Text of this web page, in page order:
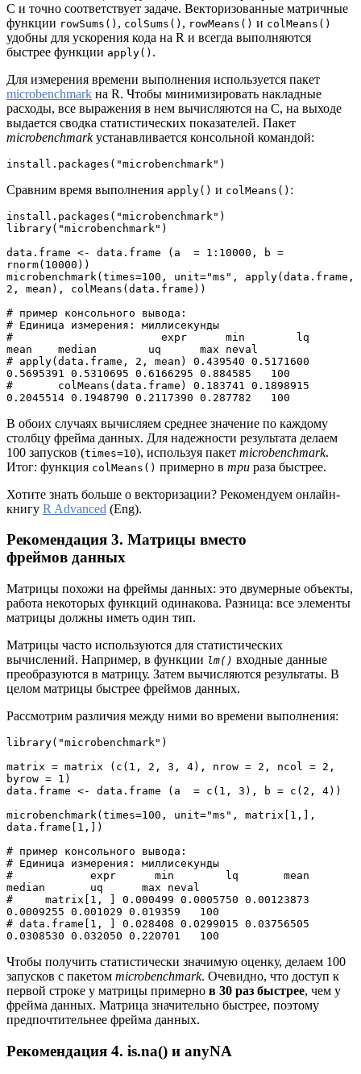
C и точно соответствует задаче. Векторизованные матричные
функции rowSums() , colSums() , rowMeans() и colMeans()
удобны для ускорения кода на R и всегда выполняются
быстрее функции apply() .
Для измерения времени выполнения используется пакет
microbenchmark на R. Чтобы минимизировать накладные
расходы, все выражения в нем вычисляются на C, на выходе
выдается сводка статистических показателей. Пакет
microbenchmarkустанавливается консольной командой:
install.packages("microbenchmark")
Сравним время выполнения apply() и colMeans() :
install.packages("microbenchmark")
library("microbenchmark")
data.frame <- data.frame (a  = 1:10000, b =
rnorm(10000))
microbenchmark(times=100, unit="ms", apply(data.frame,
2, mean), colMeans(data.frame))
# пример консольного вывода:
# Единица измерения: миллисекунды
#                       expr      min        lq
mean    median        uq      max neval
# apply(data.frame, 2, mean) 0.439540 0.5171600
0.5695391 0.5310695 0.6166295 0.884585   100
#       colMeans(data.frame) 0.183741 0.1898915
0.2045514 0.1948790 0.2117390 0.287782   100
В обоих случаях вычисляем среднее значение по каждому
столбцу фрейма данных. Для надежности результата делаем
100 запусков (times=10), используя пакет microbenchmark.
Итог: функция colMeans() примерно в три раза быстрее.
Хотите знать больше о векторизации? Рекомендуем онлайн-
книгу R Advanced (Eng).
Рекомендация 3. Матрицы вместо
фреймов данных
Матрицы похожи на фреймы данных: это двумерные объекты,
работа некоторых функций одинакова. Разница: все элементы
матрицы должны иметь один тип.
Матрицы часто используются для статистических
вычислений. Например, в функции lm() входные данные
преобразуются в матрицу. Затем вычисляются результаты. В
целом матрицы быстрее фреймов данных.
Рассмотрим различия между ними во времени выполнения:
library("microbenchmark")
matrix = matrix (c(1, 2, 3, 4), nrow = 2, ncol = 2,
byrow = 1)
data.frame <- data.frame (a  = c(1, 3), b = c(2, 4))
microbenchmark(times=100, unit="ms", matrix[1,],
data.frame[1,])
# пример консольного вывода:
# Единица измерения: миллисекунды
#            expr      min        lq       mean
median       uq      max neval
#     matrix[1, ] 0.000499 0.0005750 0.00123873
0.0009255 0.001029 0.019359   100
# data.frame[1, ] 0.028408 0.0299015 0.03756505
0.0308530 0.032050 0.220701   100
Чтобы получить статистически значимую оценку, делаем 100
запусков с пакетом microbenchmark. Очевидно, что доступ к
первой строке у матрицы примерно в 30 раз быстрее, чем у
фрейма данных. Матрица значительно быстрее, поэтому
предпочтительнее фрейма данных.
Рекомендация 4. is.na() и anyNA